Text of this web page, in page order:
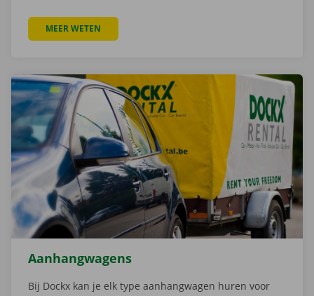
MEER WETEN
Aanhangwagens
Bij Dockx kan je elk type aanhangwagen huren voor